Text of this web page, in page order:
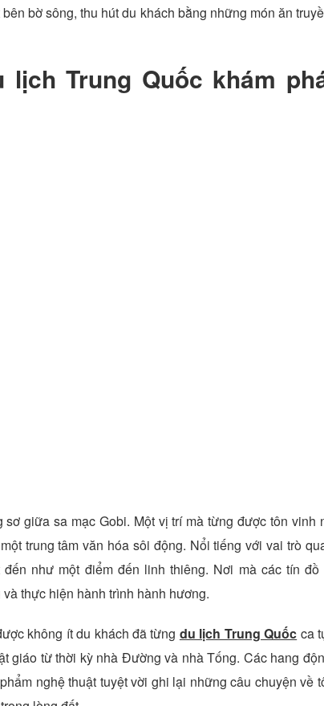
bờ sông, thu hút du khách bằng những món ăn
lịch Trung Quốc khám
giữa sa mạc Gobi. Một vị trí mà từng được tôn vinh
trung tâm văn hóa sôi động. Nổi tiếng với vai trò
như một điểm đến linh thiêng. Nơi mà các tín đồ
thực hiện hành trình hành hương.
không ít du khách đã từng du lịch Trung Quốc ca
giáo từ thời kỳ nhà Đường và nhà Tống. Các hang
nghệ thuật tuyệt vời ghi lại những câu chuyện về